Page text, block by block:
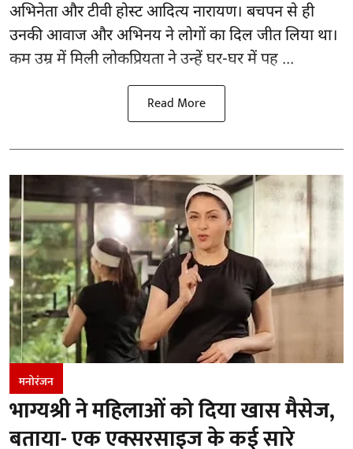
अभिनेता और टीवी होस्ट आदित्य नारायण। बचपन से ही
उनकी आवाज और अभिनय ने लोगों का दिल जीत लिया था।
कम उम्र में मिली लोकप्रियता ने उन्हें घर-घर में पह ...
Read More
मनोरंजन
भाग्यश्री ने महिलाओं को दिया खास मैसेज,
बताया- एक एक्सरसाइज के कई सारे